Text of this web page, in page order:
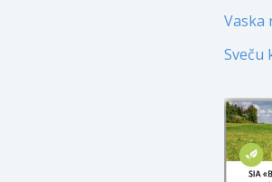
Vaska
Sveču